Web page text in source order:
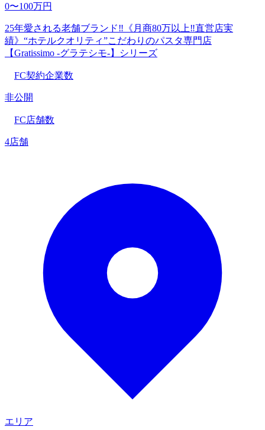
0〜100万円
25年愛される老舗ブランド‼《月商80万以上‼直営店実
績》“ホテルクオリティ”こだわりのパスタ専門店
【Gratissimo -グラテシモ-】シリーズ
FC契約企業数
非公開
FC店舗数
4店舗
エリア